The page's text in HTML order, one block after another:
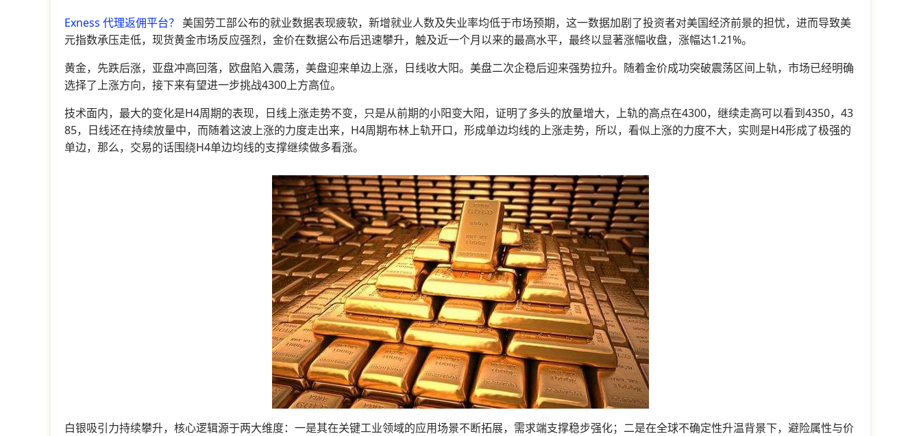
Exness 代理返佣平台？ 美国劳工部公布的就业数据表现疲软，新增就业人数及失业率均低于市场预期，这一数据加剧了投资者对美国经济前景的担忧，进而导致美
元指数承压走低，现货黄金市场反应强烈，金价在数据公布后迅速攀升，触及近一个月以来的最高水平，最终以显著涨幅收盘，涨幅达1.21%。
黄金，先跌后涨，亚盘冲高回落，欧盘陷入震荡，美盘迎来单边上涨，日线收大阳。美盘二次企稳后迎来强势拉升。随着金价成功突破震荡区间上轨，市场已经明确
选择了上涨方向，接下来有望进一步挑战4300上方高位。
技术面内，最大的变化是H4周期的表现，日线上涨走势不变，只是从前期的小阳变大阳，证明了多头的放量增大，上轨的高点在4300，继续走高可以看到4350，43
85，日线还在持续放量中，而随着这波上涨的力度走出来，H4周期布林上轨开口，形成单边均线的上涨走势，所以，看似上涨的力度不大，实则是H4形成了极强的
单边，那么，交易的话围绕H4单边均线的支撑继续做多看涨。
白银吸引力持续攀升，核心逻辑源于两大维度：一是其在关键工业领域的应用场景不断拓展，需求端支撑稳步强化；二是在全球不确定性升温背景下，避险属性与价